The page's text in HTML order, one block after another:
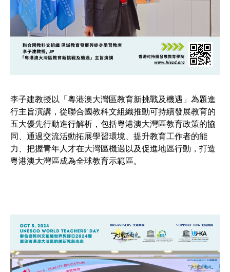
李子建教授以「粵港澳大灣區教育新挑戰及機遇」為題進
行主旨演講，從聯合國教科文組織推動可持續發展教育的
五大優先行動進行解析，包括粵港澳大灣區教育政策的協
同、通過交流活動拓展學習環境、提升教育工作者的能
力、把握青年人才在大灣區機遇以及促進地區行動，打造
粵港澳大灣區成為全球教育示範區。